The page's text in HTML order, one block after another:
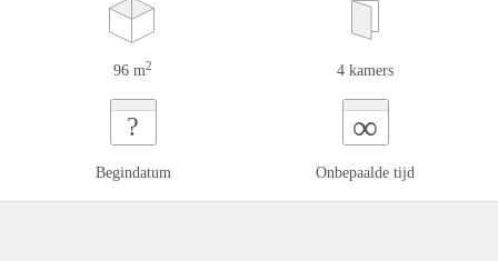
96 m2 4 kamers
?
Begindatum
∞
Onbepaalde tijd